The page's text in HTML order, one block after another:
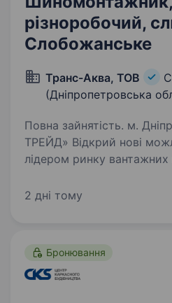
різноробочий,
Слобожанське
Транс-Аква, ТОВ
(Дніпропетровська
Повна зайнятість. м. Дніпро, компанія «СІНТА-
ТРЕЙД» Відкрий нові
лідером ринку вантажних
слюсарів шиномонтажу.
2 дні тому
Бронювання